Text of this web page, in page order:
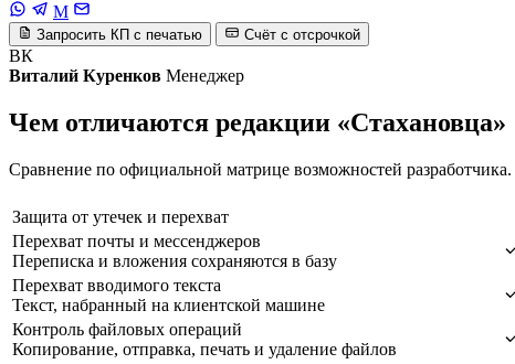
M
Запросить КП с печатью Счёт с отсрочкой
ВК
Виталий Куренков Менеджер
Чем отличаются редакции «Стахановца»
Сравнение по официальной матрице возможностей
Защита от утечек и перехват
Перехват почты и мессенджеров
Переписка и вложения сохраняются в базу
Перехват вводимого текста
Текст, набранный на клиентской машине
Контроль файловых операций
Копирование, отправка, печать и удаление файлов